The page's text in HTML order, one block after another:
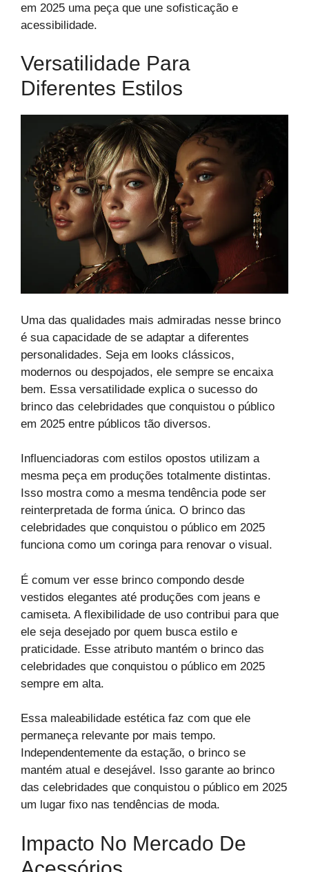
em 2025 uma peça que une sofisticação e
acessibilidade.
Versatilidade Para
Diferentes Estilos
Uma das qualidades mais admiradas nesse brinco
é sua capacidade de se adaptar a diferentes
personalidades. Seja em looks clássicos,
modernos ou despojados, ele sempre se encaixa
bem. Essa versatilidade explica o sucesso do
brinco das celebridades que conquistou o público
em 2025 entre públicos tão diversos.
Influenciadoras com estilos opostos utilizam a
mesma peça em produções totalmente distintas.
Isso mostra como a mesma tendência pode ser
reinterpretada de forma única. O brinco das
celebridades que conquistou o público em 2025
funciona como um coringa para renovar o visual.
É comum ver esse brinco compondo desde
vestidos elegantes até produções com jeans e
camiseta. A flexibilidade de uso contribui para que
ele seja desejado por quem busca estilo e
praticidade. Esse atributo mantém o brinco das
celebridades que conquistou o público em 2025
sempre em alta.
Essa maleabilidade estética faz com que ele
permaneça relevante por mais tempo.
Independentemente da estação, o brinco se
mantém atual e desejável. Isso garante ao brinco
das celebridades que conquistou o público em 2025
um lugar fixo nas tendências de moda.
Impacto No Mercado De